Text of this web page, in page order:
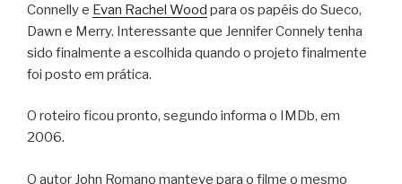
Connelly e Evan Rachel Wood para os papéis do Sueco,
Dawn e Merry. Interessante que Jennifer Connely tenha
sido finalmente a escolhida quando o projeto finalmente
foi posto em prática.
O roteiro ficou pronto, segundo informa o IMDb, em
2006.
O autor John Romano manteve para o filme o mesmo